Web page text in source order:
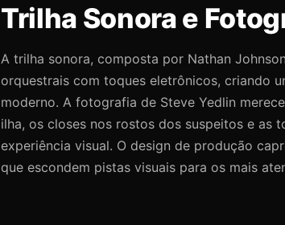
Trilha Sonora e
A trilha sonora, composta por Nathan
orquestrais com toques eletrônicos, criando
moderno. A fotografia de Steve Yedlin
ilha, os closes nos rostos dos suspeitos e as
experiência visual. O design de produção
que escondem pistas visuais para os mais